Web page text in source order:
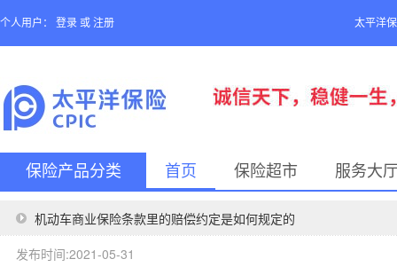
个人用户： 登录 或 注册 太平洋
保险产品分类 首页 保险超市 服务大
机动车商业保险条款里的赔偿约定是如何规定的
发布时间:2021-05-31